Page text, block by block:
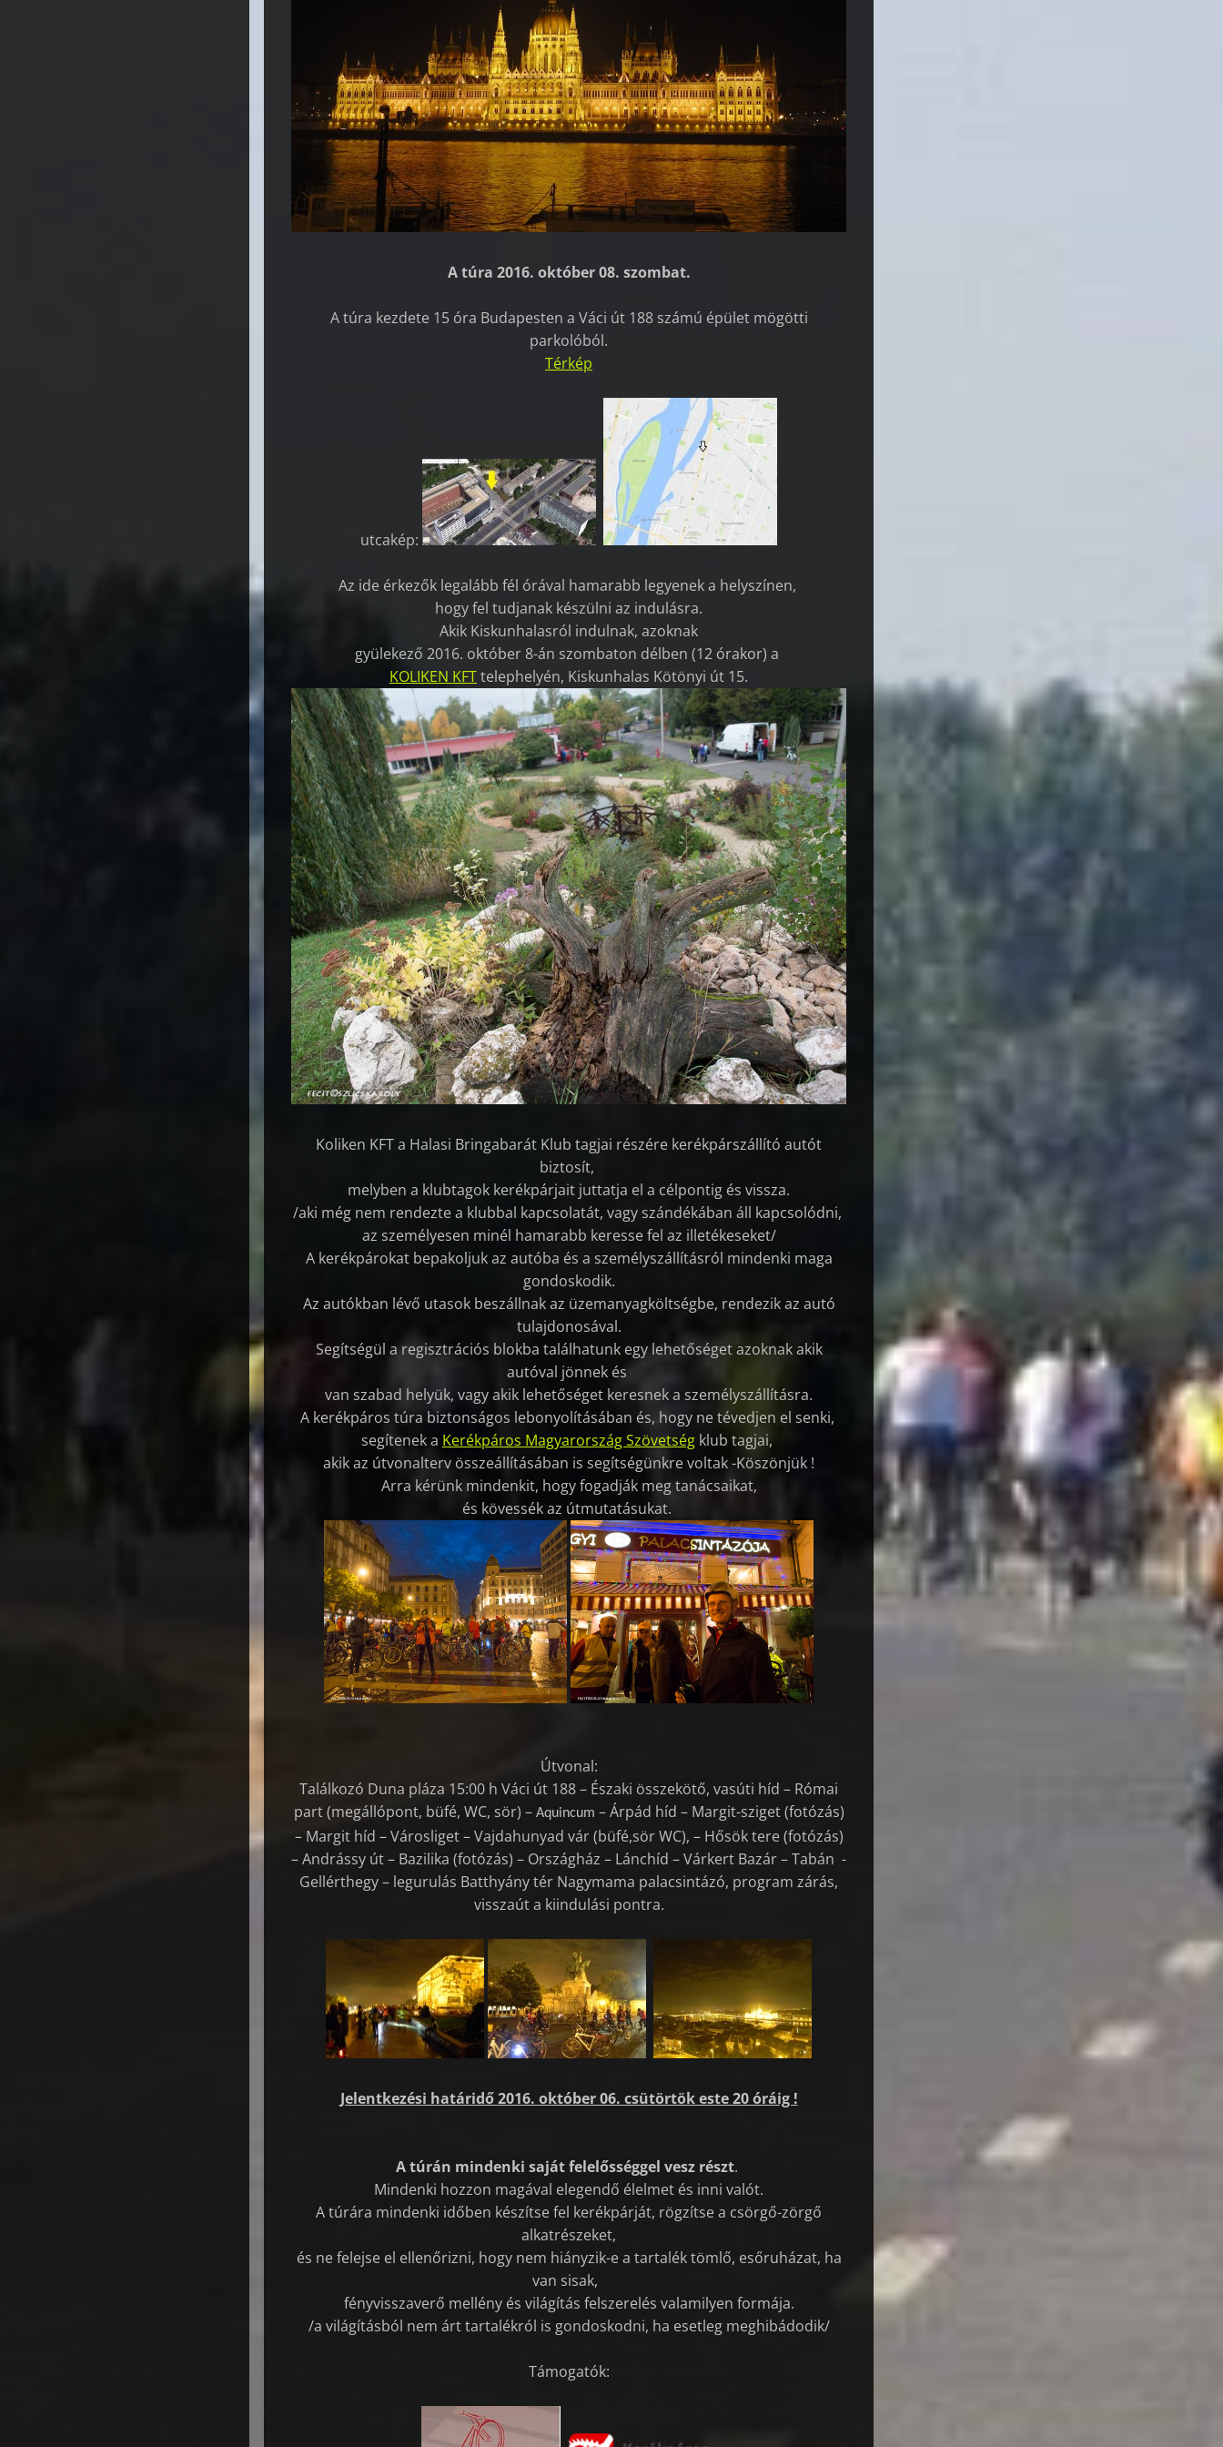
A túra 2016. október 08. szombat.
A túra kezdete 15 óra Budapesten a Váci út 188 számú épület mögötti
parkolóból.
Térkép
utcakép:
Az ide érkezők legalább fél órával hamarabb legyenek a helyszínen,
hogy fel tudjanak készülni az indulásra.
Akik Kiskunhalasról indulnak, azoknak
gyülekező 2016. október 8-án szombaton délben (12 órakor) a
KOLIKEN KFTtelephelyén, Kiskunhalas Kötönyi út 15.
Koliken KFT a Halasi Bringabarát Klub tagjai részére kerékpárszállító autót
biztosít,
melyben a klubtagok kerékpárjait juttatja el a célpontig és vissza.
/aki még nem rendezte a klubbal kapcsolatát, vagy szándékában áll kapcsolódni,
az személyesen minél hamarabb keresse fel az illetékeseket/
A kerékpárokat bepakoljuk az autóba és a személyszállításról mindenki maga
gondoskodik.
Az autókban lévő utasok beszállnak az üzemanyagköltségbe, rendezik az autó
tulajdonosával.
Segítségül a regisztrációs blokba találhatunk egy lehetőséget azoknak akik
autóval jönnek és
van szabad helyük, vagy akik lehetőséget keresnek a személyszállításra.
A kerékpáros túra biztonságos lebonyolításában és, hogy ne tévedjen el senki,
segítenek a Kerékpáros Magyarország Szövetség klub tagjai,
akik az útvonalterv összeállításában is segítségünkre voltak -Köszönjük !
Arra kérünk mindenkit, hogy fogadják meg tanácsaikat,
és kövessék az útmutatásukat.
Útvonal:
Találkozó Duna pláza 15:00 h Váci út 188 – Északi összekötő, vasúti híd – Római
part (megállópont, büfé, WC, sör) – Aquincum – Árpád híd – Margit-sziget (fotózás)
– Margit híd – Városliget – Vajdahunyad vár (büfé,sör WC), – Hősök tere (fotózás)
– Andrássy út – Bazilika (fotózás) – Országház – Lánchíd – Várkert Bazár – Tabán -
Gellérthegy – legurulás Batthyány tér Nagymama palacsintázó, program zárás,
visszaút a kiindulási pontra.
Jelentkezési határidő 2016. október 06. csütörtök este 20 óráig !
A túrán mindenki saját felelősséggel vesz részt.
Mindenki hozzon magával elegendő élelmet és inni valót.
A túrára mindenki időben készítse fel kerékpárját, rögzítse a csörgő-zörgő
alkatrészeket,
és ne felejse el ellenőrizni, hogy nem hiányzik-e a tartalék tömlő, esőruházat, ha
van sisak,
fényvisszaverő mellény és világítás felszerelés valamilyen formája.
/a világításból nem árt tartalékról is gondoskodni, ha esetleg meghibádodik/
Támogatók: